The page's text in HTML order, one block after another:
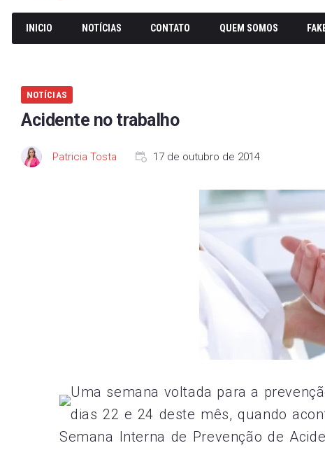
INICIO NOTÍCIAS CONTATO QUEM SOMOS
NOTÍCIAS
Acidente no trabalho
Patricia Tosta 17 de outubro de 2014
Uma semana voltada para a
dias 22 e 24 deste mês, quando
Semana Interna de Prevenção de